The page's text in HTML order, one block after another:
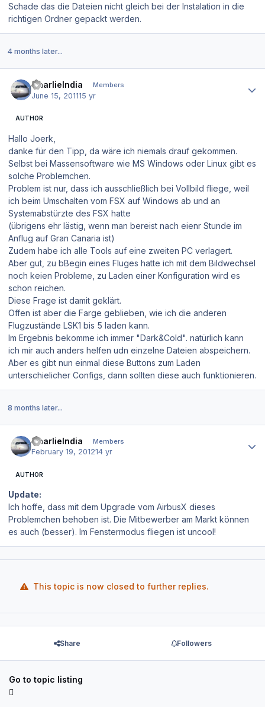
Schade das die Dateien nicht gleich bei der Instalation in die
richtigen Ordner gepackt werden.
4 months later...
CharlieIndia Members
June 15, 201115 yr
AUTHOR
Hallo Joerk,
danke für den Tipp, da wäre ich niemals drauf gekommen.
Selbst bei Massensoftware wie MS Windows oder Linux gibt es
solche Problemchen.
Problem ist nur, dass ich ausschließlich bei Vollbild fliege, weil
ich beim Umschalten vom FSX auf Windows ab und an
Systemabstürzte des FSX hatte
(übrigens ehr lästig, wenn man bereist nach eienr Stunde im
Anflug auf Gran Canaria ist)
Zudem habe ich alle Tools auf eine zweiten PC verlagert.
Aber gut, zu bBegin eines Fluges hatte ich mit dem Bildwechsel
noch keien Probleme, zu Laden einer Konfiguration wird es
schon reichen.
Diese Frage ist damit geklärt.
Offen ist aber die Farge geblieben, wie ich die anderen
Flugzustände LSK1 bis 5 laden kann.
Im Ergebnis bekomme ich immer "Dark&Cold". natürlich kann
ich mir auch anders helfen udn einzelne Dateien abspeichern.
Aber es gibt nun einmal diese Buttons zum Laden
unterschielicher Configs, dann sollten diese auch funktionieren.
8 months later...
CharlieIndia Members
February 19, 201214 yr
AUTHOR
Update:
Ich hoffe, dass mit dem Upgrade vom AirbusX dieses
Problemchen behoben ist. Die Mitbewerber am Markt können
es auch (besser). Im Fenstermodus fliegen ist uncool!
This topic is now closed to further replies.
Share Followers
Go to topic listing